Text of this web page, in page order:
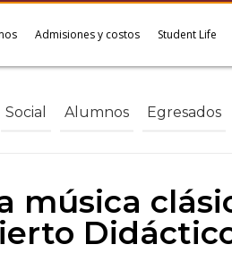
Admisiones y costos Student Life
Social Alumnos Egresados
música